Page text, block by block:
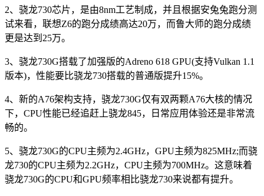
2、骁龙730芯片，是由8nm工艺制成，并且根据安兔兔跑分测
试来看，联想Z6的跑分成绩高达20万，而鲁大师的跑分成绩
更是达到25万。
3、骁龙730G搭载了加强版的Adreno 618 GPU(支持Vulkan 1.1
版本)，性能要比骁龙730搭载的普通版提升15%。
4、新的A76架构支持，骁龙730G仅有双两颗A76大核的情况
下，CPU性能已经追赶上骁龙845，日常应用体验还是非常流
畅的。
5、骁龙730G的CPU主频为2.4GHz，GPU主频为825MHz;而骁
龙730的CPU主频为2.2GHz，CPU主频为700MHz。这意味着
骁龙730G的CPU和GPU频率相比骁龙730来说都有提升。